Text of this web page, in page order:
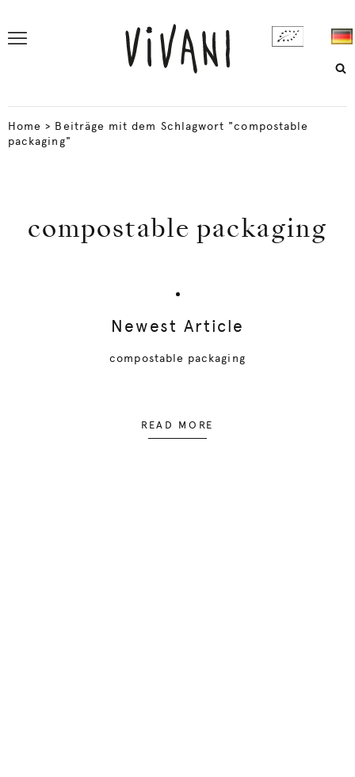
Home > Beiträge mit dem Schlagwort "compostable
packaging"
compostable packaging
Newest Article
compostable packaging
READ MORE